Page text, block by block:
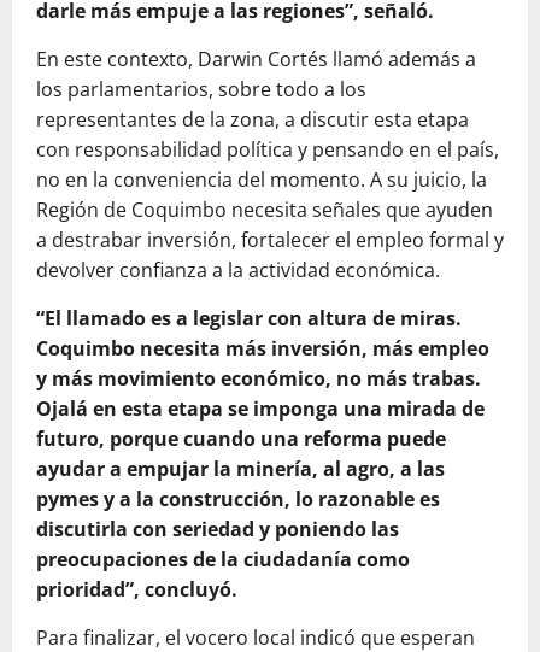
darle más empuje a las regiones”, señaló.
En este contexto, Darwin Cortés llamó además a
los parlamentarios, sobre todo a los
representantes de la zona, a discutir esta etapa
con responsabilidad política y pensando en el país,
no en la conveniencia del momento. A su juicio, la
Región de Coquimbo necesita señales que ayuden
a destrabar inversión, fortalecer el empleo formal y
devolver confianza a la actividad económica.
“El llamado es a legislar con altura de miras.
Coquimbo necesita más inversión, más empleo
y más movimiento económico, no más trabas.
Ojalá en esta etapa se imponga una mirada de
futuro, porque cuando una reforma puede
ayudar a empujar la minería, al agro, a las
pymes y a la construcción, lo razonable es
discutirla con seriedad y poniendo las
preocupaciones de la ciudadanía como
prioridad”, concluyó.
Para finalizar, el vocero local indicó que esperan